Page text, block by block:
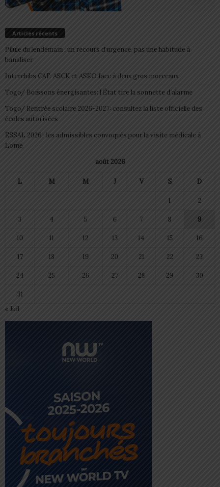
Articles récents
Pilule du lendemain : un recours d’urgence, pas une habitude à
banaliser
Interclubs CAF: ASCK et ASKO face à deux gros morceaux
Togo/ Boissons énergisantes: l’État tire la sonnette d’alarme
Togo/ Rentrée scolaire 2026-2027: consultez la liste officielle des
écoles autorisées
ESSAL 2026 : les admissibles convoqués pour la visite médicale à
Lomé
août 2026
L M M J V S D
1 2
3 4 5 6 7 8 9
10 11 12 13 14 15 16
17 18 19 20 21 22 23
24 25 26 27 28 29 30
31
« Juil